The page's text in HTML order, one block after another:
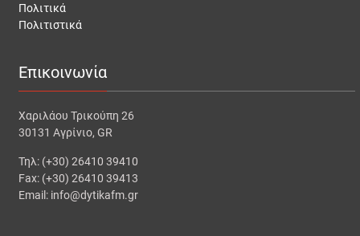
Πολιτικά
Πολιτιστικά
Επικοινωνία
Χαριλάου Τρικούπη 26
30131 Αγρίνιο, GR
Τηλ: (+30) 26410 39410
Fax: (+30) 26410 39413
Email: info@dytikafm.gr